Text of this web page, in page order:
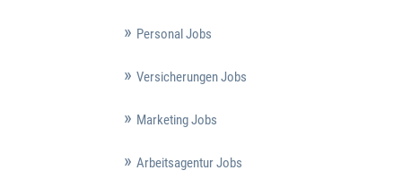
Personal Jobs
Versicherungen Jobs
Marketing Jobs
Arbeitsagentur Jobs